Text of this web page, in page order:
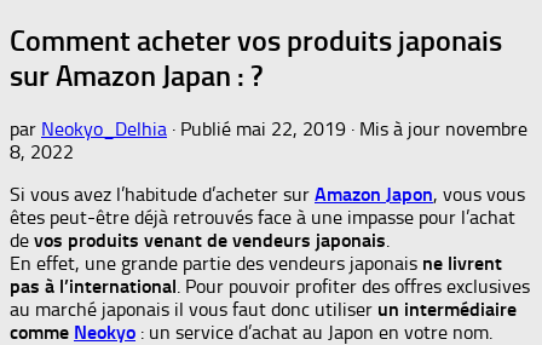
Comment acheter vos produits japonais
sur Amazon Japan : ?
par Neokyo_Delhia · Publié mai 22, 2019 · Mis à jour novembre
8, 2022
Si vous avez l’habitude d’acheter sur Amazon Japon, vous vous
êtes peut-être déjà retrouvés face à une impasse pour l’achat
de vos produits venant de vendeurs japonais.
En effet, une grande partie des vendeurs japonais ne livrent
pas à l’international. Pour pouvoir profiter des offres exclusives
au marché japonais il vous faut donc utiliser un intermédiaire
comme Neokyo : un service d’achat au Japon en votre nom.